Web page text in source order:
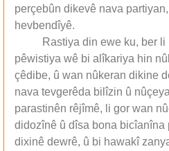
perçebûn dikevê nava
hevbendîyê.
Rastiya din ewe ku, ber li
pêwistiya wê bi alîkariya hin
çêdibe, û wan nûkeran dikine
nava tevgerêda bilîzin û
parastinên rêjîmê, li gor wan
didozînê û dîsa bona bicîanîna
dixinê dewrê, û bi hawakî